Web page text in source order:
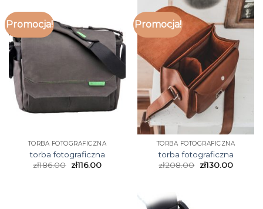
Promocja!
TORBA FOTOGRAFICZNA
torba fotograficzna
zł186.00 zł116.00
Promocja!
TORBA FOTOGRAFICZNA
torba fotograficzna
zł208.00 zł130.00